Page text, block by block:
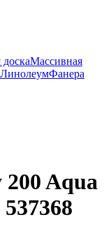
Массивная
ЛинолеумФанера
Aqua